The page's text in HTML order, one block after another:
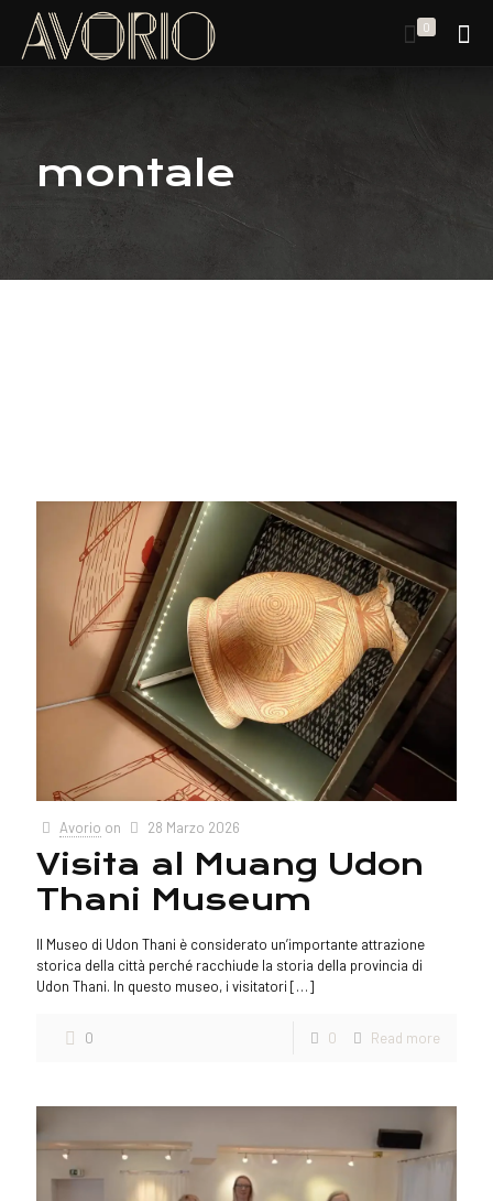
0
montale
Avorio on 28 Marzo 2026
Visita al Muang Udon
Thani Museum
Il Museo di Udon Thani è considerato un’importante attrazione
storica della città perché racchiude la storia della provincia di
Udon Thani. In questo museo, i visitatori […]
0 0 Read more